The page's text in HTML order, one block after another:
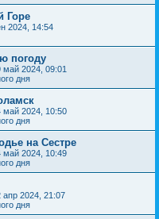
Горе
2024, 14:54
погоду
май 2024, 09:01
дня
май 2024, 10:50
дня
на Сестре
май 2024, 10:49
дня
апр 2024, 21:07
дня